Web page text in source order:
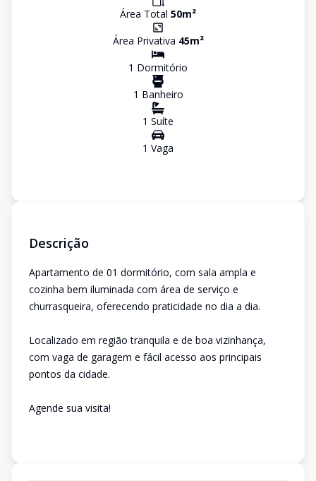
Área Total 50m²
Área Privativa 45m²
1 Dormitório
1 Banheiro
1 Suíte
1 Vaga
Descrição
Apartamento de 01 dormitório, com sala ampla e
cozinha bem iluminada com área de serviço e
churrasqueira, oferecendo praticidade no dia a dia.
Localizado em região tranquila e de boa vizinhança,
com vaga de garagem e fácil acesso aos principais
pontos da cidade.
Agende sua visita!